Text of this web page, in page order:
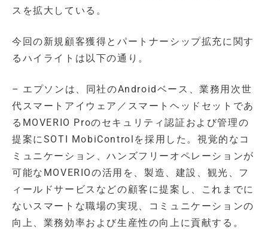
スを拡大している。
今回の新規顧客獲得とパートナーシップ拡充に関す
るハイライトは以下の通り。
– エプソンは、同社のAndroidベース、業務用次世
代スマートアイウェア／スマートヘッドセットであ
るMOVERIO Proのセキュリティ認証および管理の
提案にSOTI MobiControlを採用した。視覚的なコ
ミュニケーション、ハンズフリーオペレーションが
可能なMOVERIOの活用を、製造、建設、観光、フ
ィールドサービスなどの顧客に提案し、これまでに
ないスマートな職場の実現、コミュニケーションの
向上、業務効率および生産性の向上に貢献する。